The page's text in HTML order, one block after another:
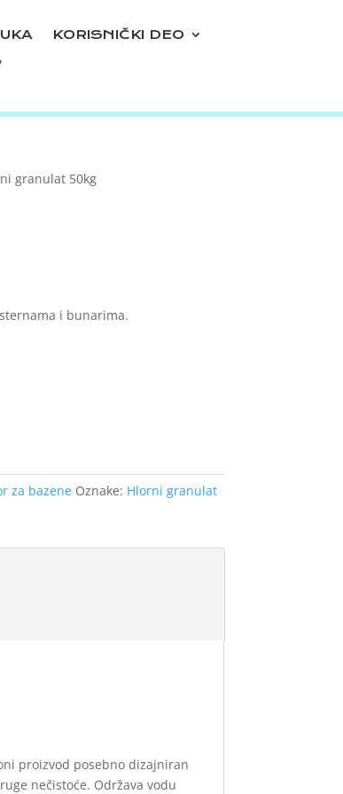
KORISNIČKI DEO
granulat 50kg
i bunarima.
za bazene Oznake: Hlorni granulat
proizvod posebno dizajniran
nečistoće. Održava vodu